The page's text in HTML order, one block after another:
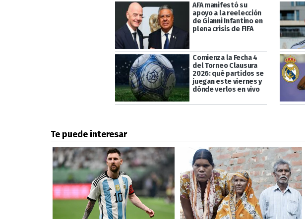
AFA manifestó su
apoyo a la reelección
de Gianni Infantino en
plena crisis de FIFA
Comienza la Fecha 4
del Torneo Clausura
2026: qué partidos se
juegan este viernes y
dónde verlos en vivo